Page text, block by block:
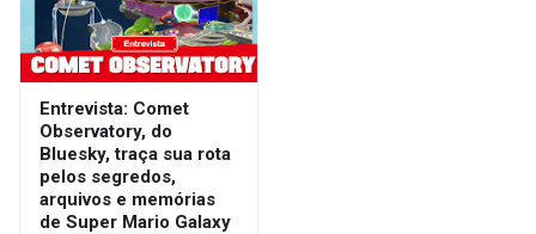
Entrevista: Comet
Observatory, do
Bluesky, traça sua rota
pelos segredos,
arquivos e memórias
de Super Mario Galaxy